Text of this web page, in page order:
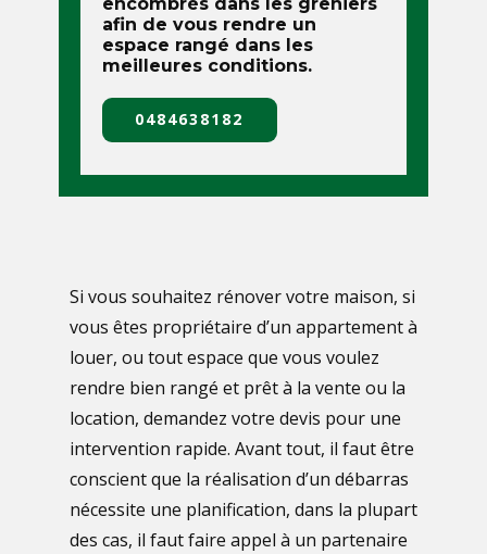
afin de vous rendre un
espace rangé dans les
meilleures conditions.
0484638182
Si vous souhaitez rénover votre maison, si
vous êtes propriétaire d’un appartement à
louer, ou tout espace que vous voulez
rendre bien rangé et prêt à la vente ou la
location, demandez votre devis pour une
intervention rapide. Avant tout, il faut être
conscient que la réalisation d’un débarras
nécessite une planification, dans la plupart
des cas, il faut faire appel à un partenaire